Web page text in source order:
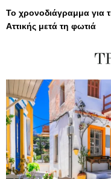
Το χρονοδιάγραμμα για
Αττικής μετά τη φωτιά